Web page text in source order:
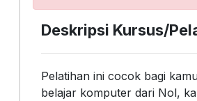
Deskripsi Kursus/
Pelatihan ini cocok bagi
belajar komputer dari Nol,